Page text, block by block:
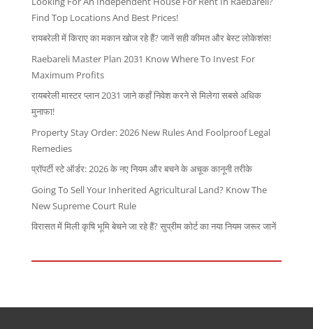
Find Top Locations And Best Prices!
रायबरेली में किराए का मकान खोज रहे हैं? जानें सही कीमत और बेस्ट लोकेशंस!
Raebareli Master Plan 2031 Know Where To Invest For
Maximum Profits
रायबरेली मास्टर प्लान 2031 जाने कहाँ निवेश करने से मिलेगा सबसे अधिक
मुनाफा!
Property Stay Order: 2026 New Rules And Foolproof Legal
Remedies
प्रॉपर्टी स्टे ऑर्डर: 2026 के नए नियम और बचने के अचूक कानूनी तरीके
Going To Sell Your Inherited Agricultural Land? Know The
New Supreme Court Rule
विरासत में मिली कृषि भूमि बेचने जा रहे हैं? सुप्रीम कोर्ट का नया नियम जरूर जानें